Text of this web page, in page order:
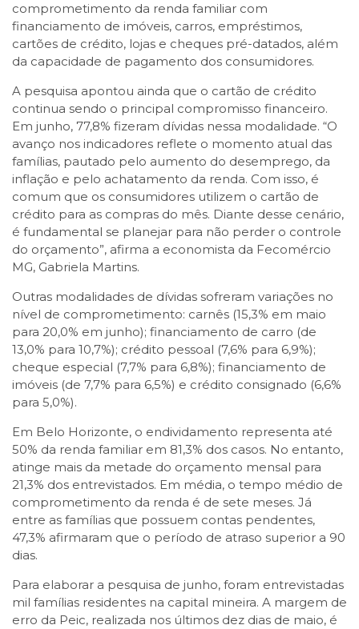
comprometimento da renda familiar com
financiamento de imóveis, carros, empréstimos,
cartões de crédito, lojas e cheques pré-datados, além
da capacidade de pagamento dos consumidores.
A pesquisa apontou ainda que o cartão de crédito
continua sendo o principal compromisso financeiro.
Em junho, 77,8% fizeram dívidas nessa modalidade. “O
avanço nos indicadores reflete o momento atual das
famílias, pautado pelo aumento do desemprego, da
inflação e pelo achatamento da renda. Com isso, é
comum que os consumidores utilizem o cartão de
crédito para as compras do mês. Diante desse cenário,
é fundamental se planejar para não perder o controle
do orçamento”, afirma a economista da Fecomércio
MG, Gabriela Martins.
Outras modalidades de dívidas sofreram variações no
nível de comprometimento: carnês (15,3% em maio
para 20,0% em junho); financiamento de carro (de
13,0% para 10,7%); crédito pessoal (7,6% para 6,9%);
cheque especial (7,7% para 6,8%); financiamento de
imóveis (de 7,7% para 6,5%) e crédito consignado (6,6%
para 5,0%).
Em Belo Horizonte, o endividamento representa até
50% da renda familiar em 81,3% dos casos. No entanto,
atinge mais da metade do orçamento mensal para
21,3% dos entrevistados. Em média, o tempo médio de
comprometimento da renda é de sete meses. Já
entre as famílias que possuem contas pendentes,
47,3% afirmaram que o período de atraso superior a 90
dias.
Para elaborar a pesquisa de junho, foram entrevistadas
mil famílias residentes na capital mineira. A margem de
erro da Peic, realizada nos últimos dez dias de maio, é